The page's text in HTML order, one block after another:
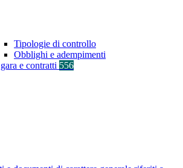
Tipologie di controllo
Obblighi e adempimenti
e contratti 556